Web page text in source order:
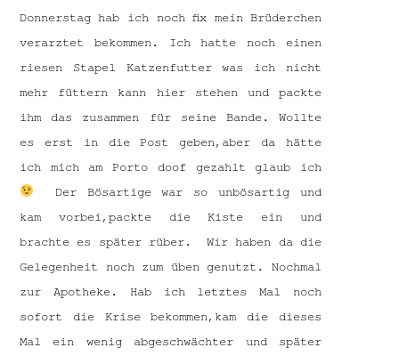
Donnerstag hab ich noch fix mein Brüderchen
verarztet bekommen. Ich hatte noch einen
riesen Stapel Katzenfutter was ich nicht
mehr füttern kann hier stehen und packte
ihm das zusammen für seine Bande. Wollte
es erst in die Post geben,aber da hätte
ich mich am Porto doof gezahlt glaub ich
Der Bösartige war so unbösartig und
kam vorbei,packte die Kiste ein und
brachte es später rüber. Wir haben da die
Gelegenheit noch zum üben genutzt. Nochmal
zur Apotheke. Hab ich letztes Mal noch
sofort die Krise bekommen,kam die dieses
Mal ein wenig abgeschwächter und später